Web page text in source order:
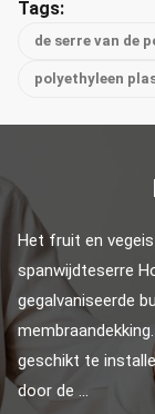
Tags:
de serre van de
polyethyleen
Het fruit en
spanwijdteserre
gegalvaniseerde
geschikt te
door de ...